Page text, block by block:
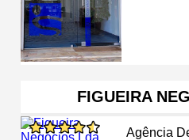
FIGUEIRA
Agência